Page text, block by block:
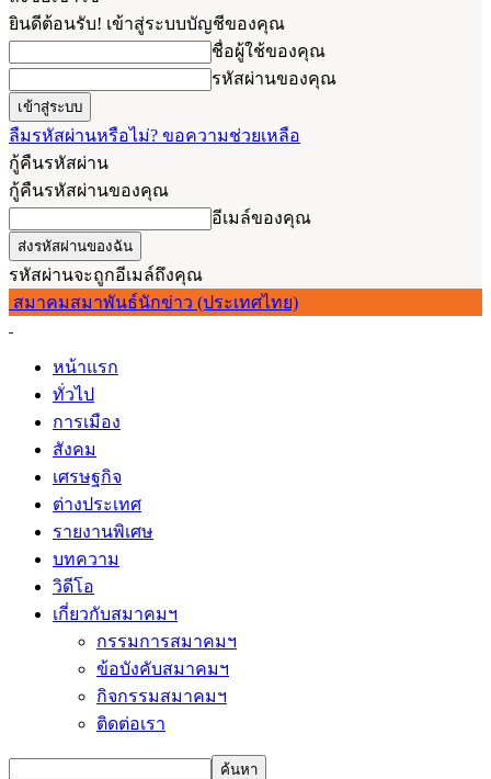
ยินดีต้อนรับ! เข้าสู่ระบบบัญชีของคุณ
ชื่อผู้ใช้ของคุณ
รหัสผ่านของคุณ
ลืมรหัสผ่านหรือไม่? ขอความช่วยเหลือ
กู้คืนรหัสผ่าน
กู้คืนรหัสผ่านของคุณ
อีเมล์ของคุณ
รหัสผ่านจะถูกอีเมล์ถึงคุณ
สมาคมสมาพันธ์นักข่าว (ประเทศไทย)
หน้าแรก
ทั่วไป
การเมือง
สังคม
เศรษฐกิจ
ต่างประเทศ
รายงานพิเศษ
บทความ
วิดีโอ
เกี่ยวกับสมาคมฯ
กรรมการสมาคมฯ
ข้อบังคับสมาคมฯ
กิจกรรมสมาคมฯ
ติดต่อเรา